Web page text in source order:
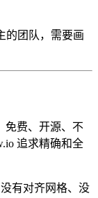
的团队，需要画
免费、开源、不
追求精确和全
有对齐网格、没